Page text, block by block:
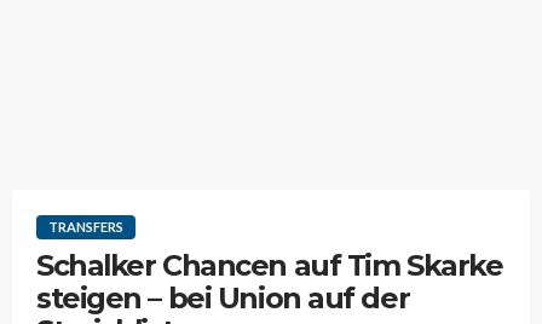
TRANSFERS
Schalker Chancen auf Tim Skarke
steigen – bei Union auf der